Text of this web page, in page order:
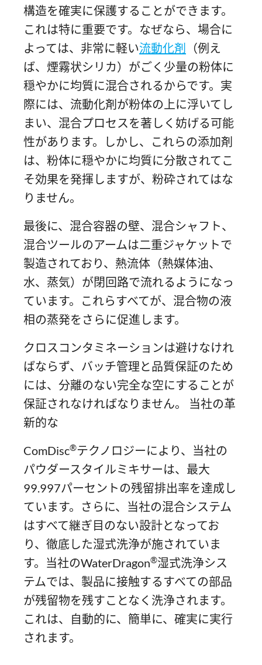
構造を確実に保護することができます。
これは特に重要です。なぜなら、場合に
よっては、非常に軽い流動化剤
（例え
ば、煙霧状シリカ）がごく少量の粉体に
穏やかに均質に混合されるからです。実
際には、流動化剤が粉体の上に浮いてし
まい、混合プロセスを著しく妨げる可能
性があります。しかし、これらの添加剤
は、粉体に穏やかに均質に分散されてこ
そ効果を発揮しますが、粉砕されてはな
りません。
最後に、混合容器の壁、混合シャフト、
混合ツールのアームは二重ジャケットで
製造されており、熱流体（熱媒体油、
水、蒸気）が閉回路で流れるようになっ
ています。これらすべてが、混合物の液
相の蒸発をさらに促進します。
クロスコンタミネーションは避けなけれ
ばならず、バッチ管理と品質保証のため
には、分離のない完全な空にすることが
保証されなければなりません。 当社の革
新的な
ComDisc®テクノロジーにより、当社の
パウダースタイルミキサーは、最大
99.997パーセントの残留排出率を達成し
ています。さらに、当社の混合システム
はすべて継ぎ目のない設計となってお
り、徹底した湿式洗浄が施されていま
す。当社のWaterDragon®湿式洗浄シス
テムでは、製品に接触するすべての部品
が残留物を残すことなく洗浄されます。
これは、自動的に、簡単に、確実に実行
されます。